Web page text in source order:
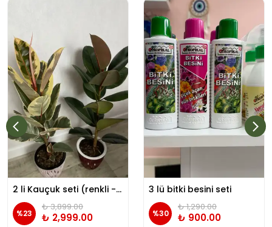
2 li Kauçuk seti (renkli - yeşil kauçuk) tek köklü
%23
₺ 3,899.00
₺ 2,999.00
3 lü bitki besini seti
%30
₺ 1,290.00
₺ 900.00